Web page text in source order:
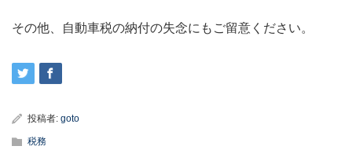
その他、自動車税の納付の失念にもご留意ください。
投稿者: goto
税務